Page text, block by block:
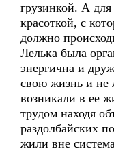
грузинкой. А
красоткой, с
должно
Лелька была
энергична и
свою жизнь и не
возникали в ее
трудом находя
раздолбайских
жили вне